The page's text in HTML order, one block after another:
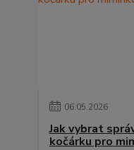
06.05.2026
Jak vybrat
kočárku pro